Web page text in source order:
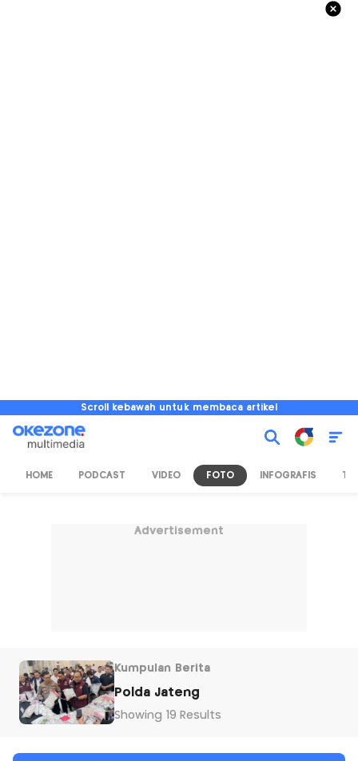
Scroll kebawah untuk membaca artikel
HOME PODCAST VIDEO FOTO INFOGRAFIS TV
Advertisement
Kumpulan Berita
Polda Jateng
Showing 19 Results